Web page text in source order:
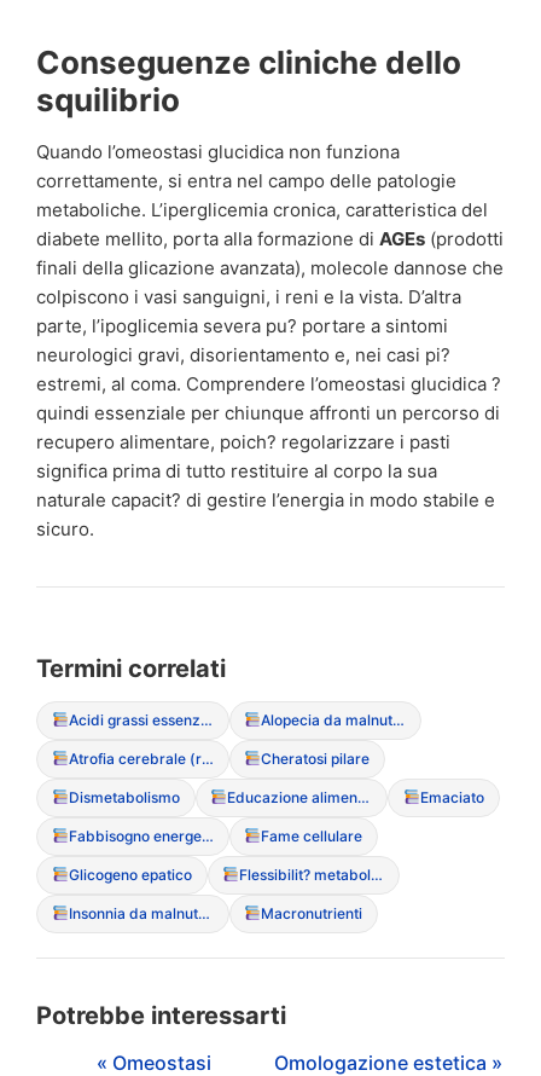
Conseguenze cliniche dello
squilibrio
Quando l’omeostasi glucidica non funziona
correttamente, si entra nel campo delle patologie
metaboliche. L’iperglicemia cronica, caratteristica del
diabete mellito, porta alla formazione di AGEs (prodotti
finali della glicazione avanzata), molecole dannose che
colpiscono i vasi sanguigni, i reni e la vista. D’altra
parte, l’ipoglicemia severa pu? portare a sintomi
neurologici gravi, disorientamento e, nei casi pi?
estremi, al coma. Comprendere l’omeostasi glucidica ?
quindi essenziale per chiunque affronti un percorso di
recupero alimentare, poich? regolarizzare i pasti
significa prima di tutto restituire al corpo la sua
naturale capacit? di gestire l’energia in modo stabile e
sicuro.
Termini correlati
Acidi grassi essenziali Alopecia da malnutrizione
Atrofia cerebrale (reversibile) Cheratosi pilare
Dismetabolismo Educazione alimentare riabilitativa Emaciato
Fabbisogno energetico Fame cellulare
Glicogeno epatico Flessibilit? metabolica
Insonnia da malnutrizione Macronutrienti
Potrebbe interessarti
« Omeostasi Omologazione estetica »